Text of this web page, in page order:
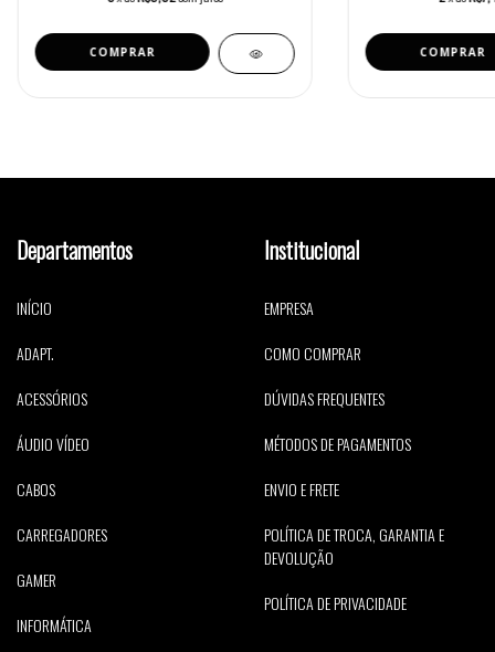
Departamentos
INÍCIO
ADAPT.
ACESSÓRIOS
ÁUDIO VÍDEO
CABOS
CARREGADORES
GAMER
INFORMÁTICA
Institucional
EMPRESA
COMO COMPRAR
DÚVIDAS FREQUENTES
MÉTODOS DE PAGAMENTOS
ENVIO E FRETE
POLÍTICA DE TROCA, GARANTIA E
DEVOLUÇÃO
POLÍTICA DE PRIVACIDADE